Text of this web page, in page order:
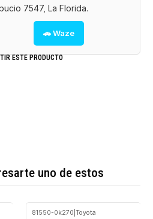
7547, La Florida.
🚗 Waze
ESTE PRODUCTO
uno de estos
81550-0k270 Toyota